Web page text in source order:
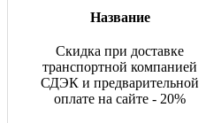
Название
Скидка при доставке
транспортной компанией
СДЭК и предварительной
оплате на сайте - 20%